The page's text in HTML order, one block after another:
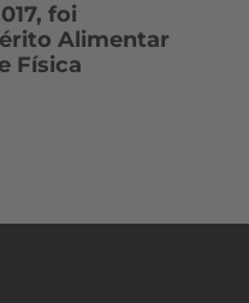
foi
Alimentar
Física